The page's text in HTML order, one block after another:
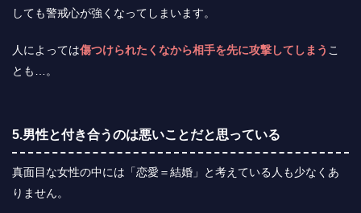
しても警戒心が強くなってしまいます。
人によっては傷つけられたくなから相手を先に攻撃してしまう こ
とも…。
5.男性と付き合うのは悪いことだと思っている
真面目な女性の中には「恋愛＝結婚」と考えている人も少なくあ
りません。